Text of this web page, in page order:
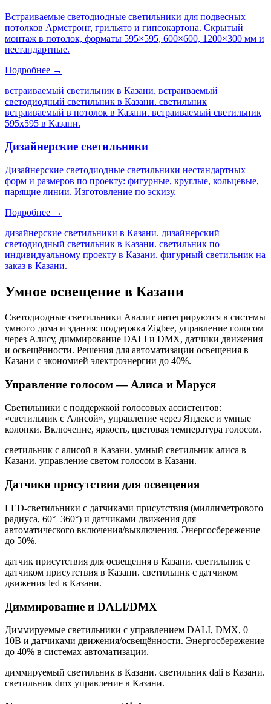
Встраиваемые светодиодные светильники для подвесных
потолков Армстронг, грильято и гипсокартона. Скрытый
монтаж в потолок, форматы 595×595, 600×600, 1200×300 мм и
нестандартные.
Подробнее →
встраиваемый светильник в Казани. встраиваемый
светодиодный светильник в Казани. светильник
встраиваемый в потолок в Казани. встраиваемый светильник
595х595 в Казани.
Дизайнерские светильники
Дизайнерские светодиодные светильники нестандартных
форм и размеров по проекту: фигурные, круглые, кольцевые,
парящие линии. Изготовление по эскизу.
Подробнее →
дизайнерские светильники в Казани. дизайнерский
светодиодный светильник в Казани. светильник по
индивидуальному проекту в Казани. фигурный светильник на
заказ в Казани.
Умное освещение в Казани
Светодиодные светильники Авалит интегрируются в системы
умного дома и здания: поддержка Zigbee, управление голосом
через Алису, диммирование DALI и DMX, датчики движения
и освещённости. Решения для автоматизации освещения в
Казани с экономией электроэнергии до 40%.
Управление голосом — Алиса и Маруся
Светильники с поддержкой голосовых ассистентов:
«светильник с Алисой», управление через Яндекс и умные
колонки. Включение, яркость, цветовая температура голосом.
светильник с алисой в Казани. умный светильник алиса в
Казани. управление светом голосом в Казани.
Датчики присутствия для освещения
LED-светильники с датчиками присутствия (миллиметрового
радиуса, 60°–360°) и датчиками движения для
автоматического включения/выключения. Энергосбережение
до 50%.
датчик присутствия для освещения в Казани. светильник с
датчиком присутствия в Казани. светильник с датчиком
движения led в Казани.
Диммирование и DALI/DMX
Диммируемые светильники с управлением DALI, DMX, 0–
10В и датчиками движения/освещённости. Энергосбережение
до 40% в системах автоматизации.
диммируемый светильник в Казани. светильник dali в Казани.
светильник dmx управление в Казани.